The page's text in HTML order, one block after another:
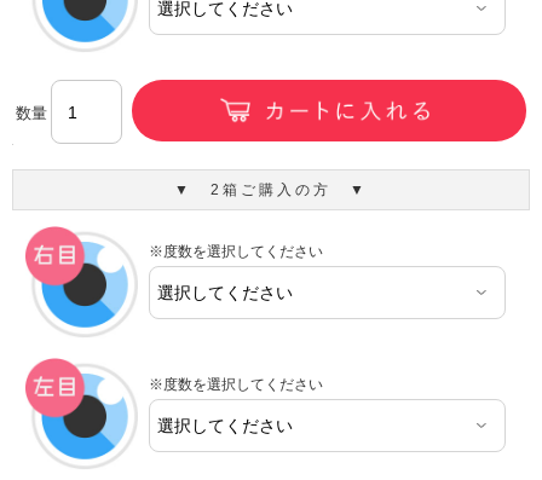
数量
▼ 2箱ご購入の方 ▼
※度数を選択してください
※度数を選択してください